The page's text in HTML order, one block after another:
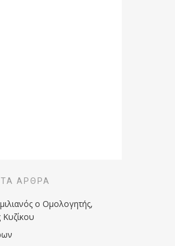
ΆΡΘΡΑ
ο Ομολογητής,
Κυζίκου